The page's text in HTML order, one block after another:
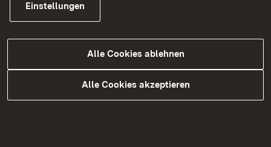
Einstellungen
Alle Cookies ablehnen
Alle Cookies akzeptieren